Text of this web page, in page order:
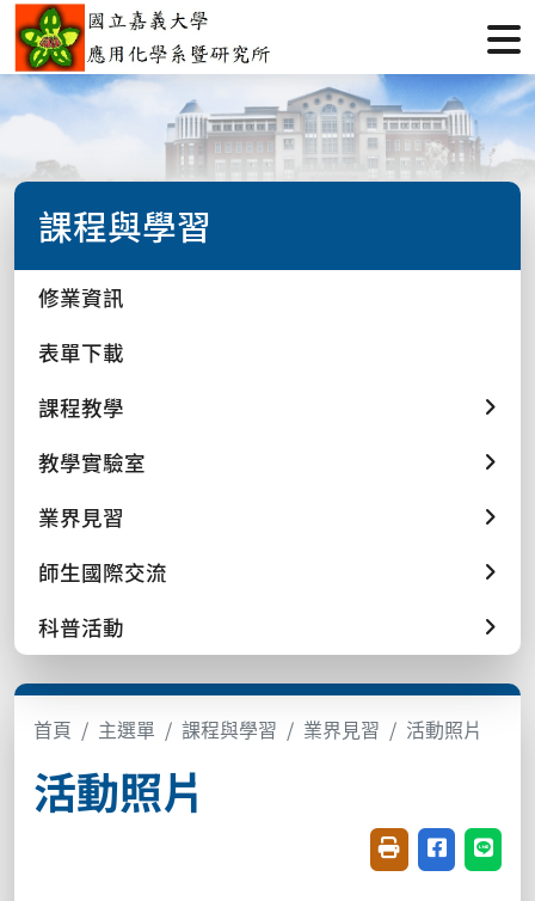
課程與學習
修業資訊
表單下載
課程教學
教學實驗室
業界見習
師生國際交流
科普活動
首頁 主選單 課程與學習 業界見習 活動照片
活動照片
友善列印(開新視
分享至臉書
分享